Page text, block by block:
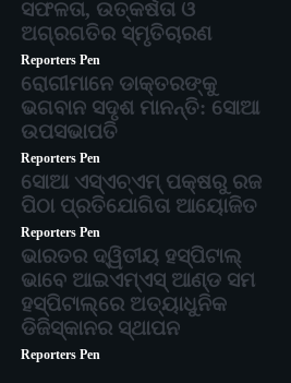
ସଫଳତା, ଉତ୍କର୍ଷତା ଓ
ଅଗ୍ରଗତିର ସ୍ମୃତିଚାରଣ
Reporters Pen
ରୋଗୀମାନେ ଡାକ୍ତରଙ୍କୁ
ଭଗବାନ ସଦୃଶ ମାନନ୍ତି: ସୋଆ
ଉପସଭାପତି
Reporters Pen
ସୋଆ ଏସ୍‌ଏଚ୍‌ଏମ୍ ପକ୍ଷରୁ ରଜ
ପିଠା ପ୍ରତିଯୋଗିତା ଆୟୋଜିତ
Reporters Pen
ଭାରତର ଦ୍ୱିତୀୟ ହସ୍ପିଟାଲ୍
ଭାବେ ଆଇଏମ୍‌ଏସ୍ ଆଣ୍ଡ ସମ
ହସ୍ପିଟାଲ୍‌ରେ ଅତ୍ୟାଧୁନିକ
ଡିଜିସ୍କାନର ସ୍ଥାପନ
Reporters Pen